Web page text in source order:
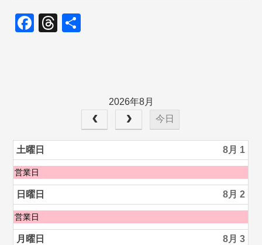
F
o
k
T
2026年8月
今日
土曜日 8月 1
土
曜
日,
8
月
1st
2026
営業日
日曜日 8月 2
日
曜
日,
営業日
月曜日 8月 3